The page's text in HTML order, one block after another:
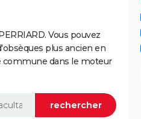
Vous pouvez
plus ancien en
commune dans le moteur